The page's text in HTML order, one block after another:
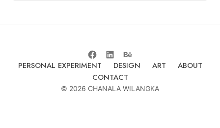
PERSONAL EXPERIMENT DESIGN ART
ABOUT
CONTACT
© 2026 CHANALA WILANGKA